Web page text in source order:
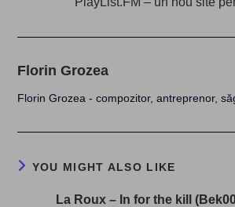
Florin Grozea
Florin Grozea - compozitor, antreprenor,
YOU MIGHT ALSO LIKE
La Roux – In for the kill